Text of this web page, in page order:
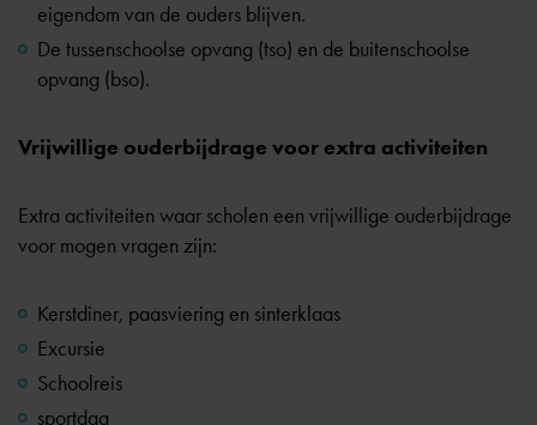
eigendom van de ouders blijven.
De tussenschoolse opvang (tso) en de buitenschoolse
opvang (bso).
Vrijwillige ouderbijdrage voor extra activiteiten
Extra activiteiten waar scholen een vrijwillige ouderbijdrage
voor mogen vragen zijn:
Kerstdiner, paasviering en sinterklaas
Excursie
Schoolreis
sportdag